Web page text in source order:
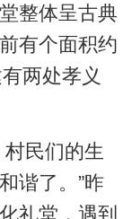
整体呈古典
有个面积约
两处孝义
民们的生
谐了。”昨
礼堂，遇到